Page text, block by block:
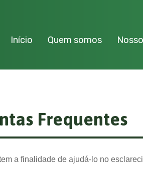
Início Quem somos
Frequentes
a finalidade de ajudá-lo no